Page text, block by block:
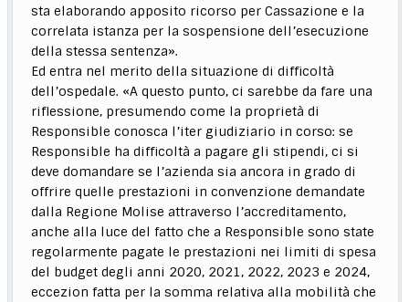
sta elaborando apposito ricorso per Cassazione e la
correlata istanza per la sospensione dell’esecuzione
della stessa sentenza».
Ed entra nel merito della situazione di difficoltà
dell’ospedale. «A questo punto, ci sarebbe da fare una
riflessione, presumendo come la proprietà di
Responsible conosca l’iter giudiziario in corso: se
Responsible ha difficoltà a pagare gli stipendi, ci si
deve domandare se l’azienda sia ancora in grado di
offrire quelle prestazioni in convenzione demandate
dalla Regione Molise attraverso l’accreditamento,
anche alla luce del fatto che a Responsible sono state
regolarmente pagate le prestazioni nei limiti di spesa
del budget degli anni 2020, 2021, 2022, 2023 e 2024,
eccezion fatta per la somma relativa alla mobilità che